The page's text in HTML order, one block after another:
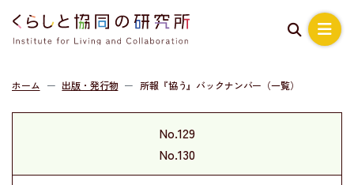
ホーム 出版・発行物 所報『協う』バックナンバー（一覧）
No.129
No.130